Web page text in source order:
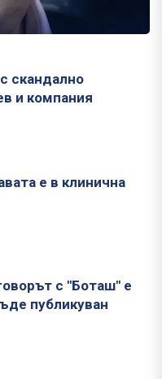
скандално
и компания
е в клинична
с "Боташ" е
публикуван